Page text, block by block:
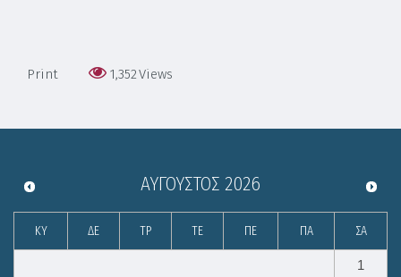
Print 1,352Views
ΑΎΓΟΥΣΤΟΣ 2026
ΚΥ ΔΕ ΤΡ ΤΕ ΠΕ ΠΑ ΣΑ
1